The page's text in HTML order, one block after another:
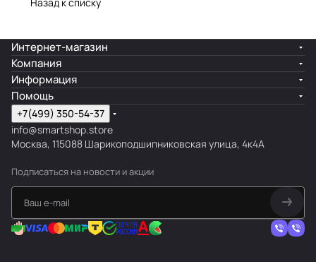
Интернет-магазин
Компания
Информация
Помощь
+7(499) 350-54-37
info@smartshop.store
Москва, 115088 Шарикоподшипниковская улица, 4к4А
Подписаться на новости и акции